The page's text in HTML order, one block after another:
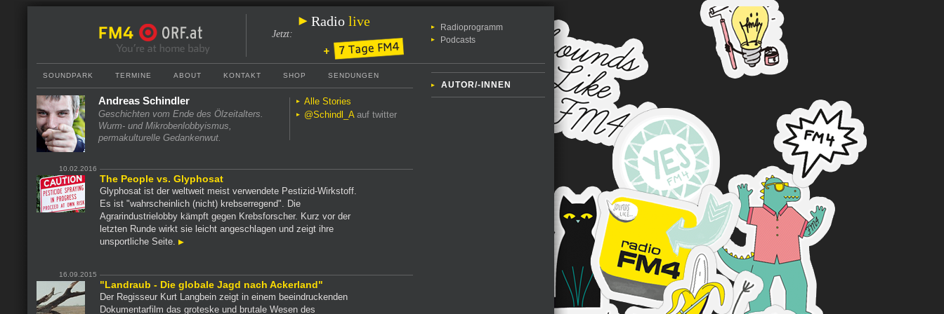
Radio live
Jetzt:
Radioprogramm
Podcasts
AUTOR/-INNEN
SOUNDPARK TERMINE ABOUT KONTAKT SHOP SENDUNGEN
Andreas Schindler
Geschichten vom Ende des Ölzeitalters.
Wurm- und Mikrobenlobbyismus,
permakulturelle Gedankenwut.
Alle Stories
@Schindl_Aauf twitter
10.02.2016
The People vs. Glyphosat
Glyphosat ist der weltweit meist verwendete Pestizid-Wirkstoff.
Es ist "wahrscheinlich (nicht) krebserregend". Die
Agrarindustrielobby kämpft gegen Krebsforscher. Kurz vor der
letzten Runde wirkt sie leicht angeschlagen und zeigt ihre
unsportliche Seite.
16.09.2015
"Landraub - Die globale Jagd nach Ackerland"
Der Regisseur Kurt Langbein zeigt in einem beeindruckenden
Dokumentarfilm das groteske und brutale Wesen des